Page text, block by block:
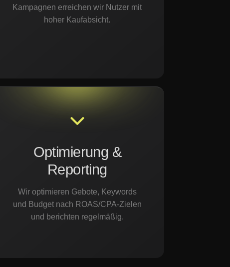
Kampagnen erreichen wir Nutzer mit
hoher Kaufabsicht.
Optimierung &
Reporting
Wir optimieren Gebote, Keywords
und Budget nach ROAS/CPA-Zielen
und berichten regelmäßig.